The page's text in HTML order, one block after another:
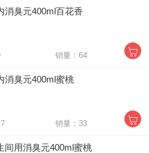
消臭元400ml百花香
销量：64
消臭元400ml蜜桃
销量：33
间用消臭元400ml蜜桃